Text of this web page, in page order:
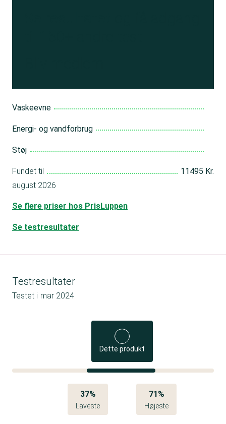
Vaskeevne
Energi- og vandforbrug
Støj
Fundet til
11495 Kr.
august 2026
Se flere priser hos PrisLuppen
Se testresultater
Testresultater
Testet i mar 2024
Dette produkt
37%
Laveste
71%
Højeste